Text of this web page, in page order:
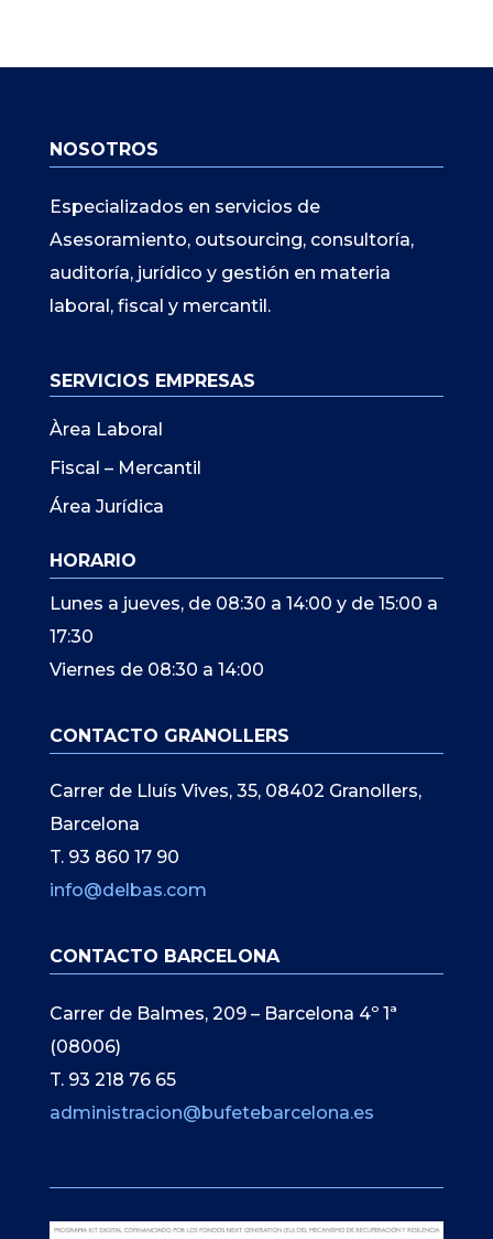
NOSOTROS
Especializados en servicios de
Asesoramiento, outsourcing, consultoría,
auditoría, jurídico y gestión en materia
laboral, fiscal y mercantil.
SERVICIOS EMPRESAS
Àrea Laboral
Fiscal – Mercantil
Área Jurídica
HORARIO
Lunes a jueves, de 08:30 a 14:00 y de 15:00 a
17:30
Viernes de 08:30 a 14:00
CONTACTO GRANOLLERS
Carrer de Lluís Vives, 35, 08402 Granollers,
Barcelona
T. 93 860 17 90
info@delbas.com
CONTACTO BARCELONA
Carrer de Balmes, 209 – Barcelona 4º 1ª
(08006)
T. 93 218 76 65
administracion@bufetebarcelona.es